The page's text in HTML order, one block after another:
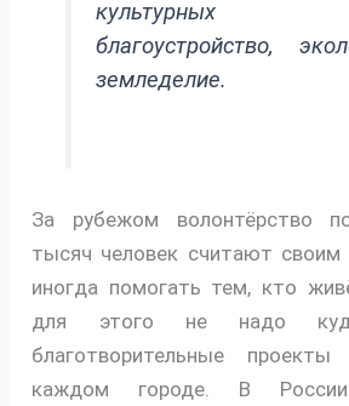
культурных
благоустройство,
земледелие.
За рубежом волонтёрство
тысяч человек считают
иногда помогать тем, кто
для этого не надо
благотворительные
каждом городе. В России